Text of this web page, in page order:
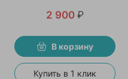
2 900 ₽
В корзину
Купить в 1 клик